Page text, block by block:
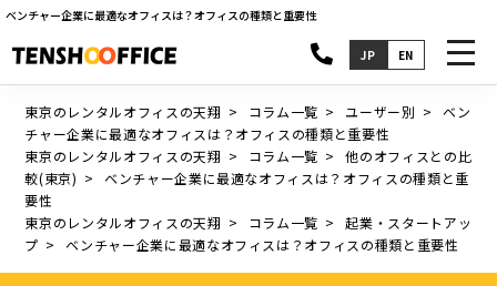
ベンチャー企業に最適なオフィスは？オフィスの種類と重要性
JP EN
東京のレンタルオフィスの天翔 コラム一覧 ユーザー別
ベン
チャー企業に最適なオフィスは？オフィスの種類と重要性
東京のレンタルオフィスの天翔
コラム一覧
他のオフィスとの比
較(東京)
ベンチャー企業に最適なオフィスは？オフィスの種類と重
要性
東京のレンタルオフィスの天翔
コラム一覧
起業・スタートアッ
プ
ベンチャー企業に最適なオフィスは？オフィスの種類と重要性